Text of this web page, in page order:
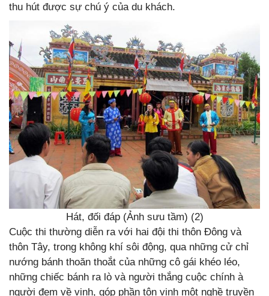
thu hút được sự chú ý của du khách.
Hát, đối đáp (Ảnh sưu tầm) (2)
Cuộc thi thường diễn ra với hai đội thi thôn Đông và
thôn Tây, trong không khí sôi động, qua những cử chỉ
nướng bánh thoăn thoắt của những cô gái khéo léo,
những chiếc bánh ra lò và người thắng cuộc chính à
người đem về vinh, góp phần tôn vinh một nghề truyền